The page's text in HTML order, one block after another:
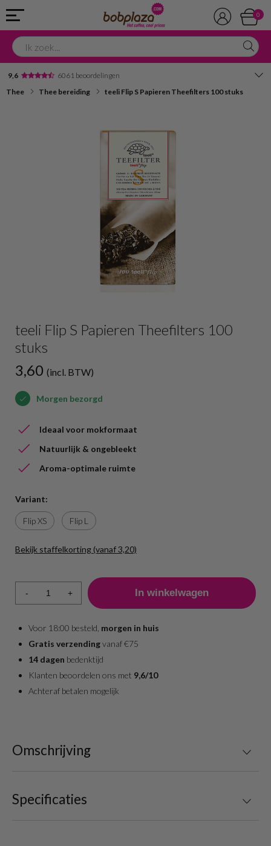
0
9,6 6061 beoordelingen
Thee Thee bereiding teeli Flip S Papieren Theefilters 100 stuks
teeli Flip S Papieren Theefilters 100
stuks
3,60 (incl. BTW)
Morgen bezorgd
Ideaal voor mokformaat
Natuurlijk & ongebleekt
Aroma-optimale ruimte
Variant:
Flip XS Flip L
Bekijk staffelkorting (vanaf 3,20)
1 - 11
12 +
3,20
- +
Voor 18:00 besteld, morgen in huis
Gratis verzendingvanaf €75
14 dagen bedenktijd
Klanten beoordelen ons met 9,6/10
Achteraf betalen mogelijk
Omschrijving
Specificaties